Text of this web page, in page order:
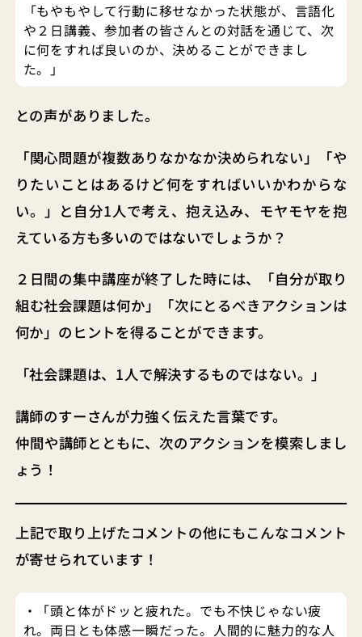
「もやもやして行動に移せなかった状態が、言語化
や２日講義、参加者の皆さんとの対話を通じて、次
に何をすれば良いのか、決めることができまし
た。」
との声がありました。
「関心問題が複数ありなかなか決められない」「や
りたいことはあるけど何をすればいいかわからな
い。」と自分1人で考え、抱え込み、モヤモヤを抱
えている方も多いのではないでしょうか？
２日間の集中講座が終了した時には、「自分が取り
組む社会課題は何か」「次にとるべきアクションは
何か」のヒントを得ることができます。
「社会課題は、1人で解決するものではない。」
講師のすーさんが力強く伝えた言葉です。
仲間や講師とともに、次のアクションを模索しまし
ょう！
上記で取り上げたコメントの他にもこんなコメント
が寄せられています！
・「頭と体がドッと疲れた。でも不快じゃない疲
れ。両日とも体感一瞬だった。人間的に魅力的な人